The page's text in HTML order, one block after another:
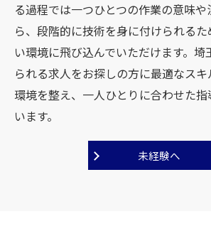
る過程では一つひとつの作業の意味
ら、段階的に技術を身に付けられる
い環境に飛び込んでいただけます。埼
られる求人をお探しの方に最適なス
環境を整え、一人ひとりに合わせた
います。
未経験へ